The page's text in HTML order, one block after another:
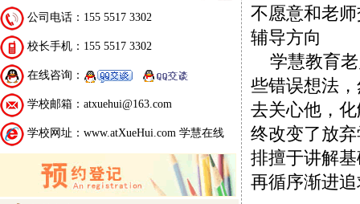
公司电话：155 5517 3302
校长手机：155 5517 3302
在线咨询：
学校邮箱：atxuehui@163.com
学校网址：www.atXueHui.com 学慧在线
不愿意和老
辅导方向
学慧教育老
些错误想法
去关心他，
终改变了放
排擅于讲解
再循序渐进